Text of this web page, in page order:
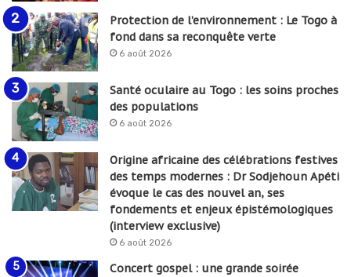
Protection de l’environnement : Le Togo à
fond dans sa reconquête verte
6 août 2026
Santé oculaire au Togo : les soins proches
des populations
6 août 2026
Origine africaine des célébrations festives
des temps modernes : Dr Sodjehoun Apéti
évoque le cas des nouvel an, ses
fondements et enjeux épistémologiques
(interview exclusive)
6 août 2026
Concert gospel : une grande soirée